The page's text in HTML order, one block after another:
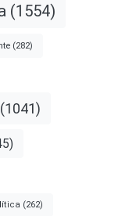
(1554)
(282)
(1041)
(262)